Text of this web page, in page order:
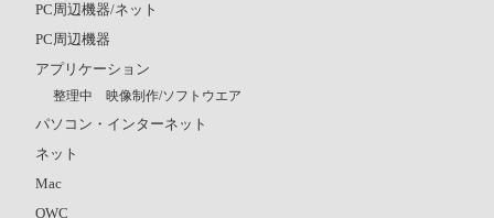
PC周辺機器/ネット
PC周辺機器
アプリケーション
整理中 映像制作/ソフトウエア
パソコン・インターネット
ネット
Mac
OWC